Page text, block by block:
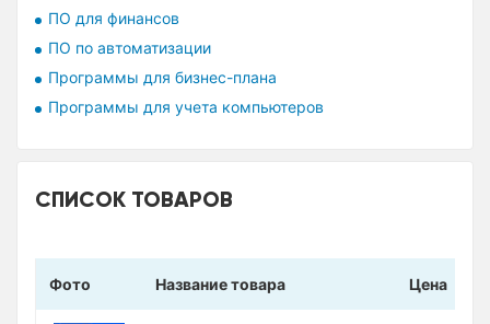
ПО для финансов
ПО по автоматизации
Программы для бизнес-плана
Программы для учета компьютеров
СПИСОК ТОВАРОВ
Фото Название товара Цена